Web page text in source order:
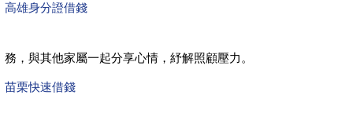
高雄身分證借錢
務，與其他家屬一起分享心情，紓解照顧壓力。
苗栗快速借錢